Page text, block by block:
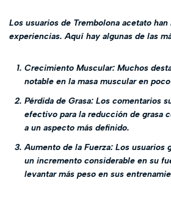
Los usuarios de Trembolona acetato
experiencias. Aquí hay algunas de las
Crecimiento Muscular: Muchos
notable en la masa muscular en
Pérdida de Grasa: Los comentarios
efectivo para la reducción de grasa
a un aspecto más definido.
Aumento de la Fuerza: Los usuarios
un incremento considerable en su
levantar más peso en sus